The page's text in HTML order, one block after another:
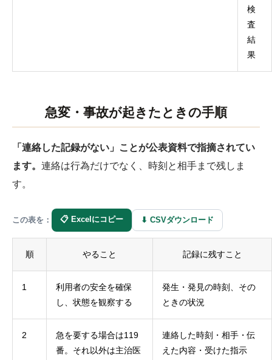
検
査
結
果
急変・事故が起きたときの手順
「連絡した記録がない」ことが公表資料で指摘されてい
ます。 連絡は行為だけでなく、時刻と相手まで残しま
す。
この表を： 📋 Excelにコピー ⬇ CSVダウンロード
順 やること 記録に残すこと
1
利用者の安全を確保
し、状態を観察する
発生・発見の時刻、その
ときの状況
2
急を要する場合は119
番。それ以外は主治医
連絡した時刻・相手・伝
えた内容・受けた指示